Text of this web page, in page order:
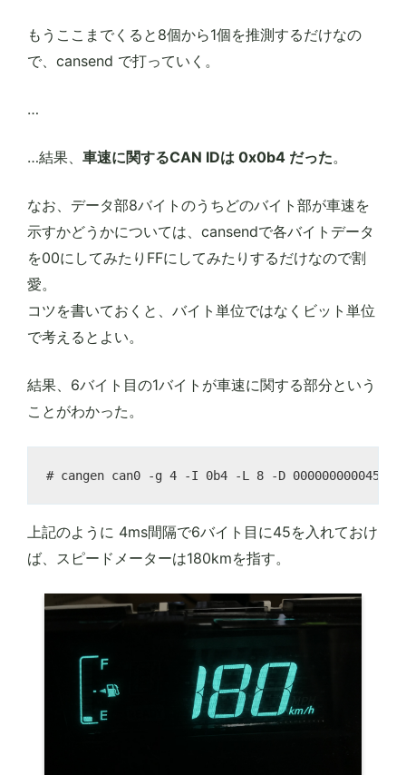
もうここまでくると8個から1個を推測するだけなの
で、cansend で打っていく。
…
…結果、 車速に関するCAN IDは 0x0b4 だった。
なお、データ部8バイトのうちどのバイト部が車速を
示すかどうかについては、cansendで各バイトデータ
を00にしてみたりFFにしてみたりするだけなので割
愛。
コツを書いておくと、バイト単位ではなくビット単位
で考えるとよい。
結果、6バイト目の1バイトが車速に関する部分という
ことがわかった。
上記のように 4ms間隔で6バイト目に45を入れておけ
ば、スピードメーターは180kmを指す。